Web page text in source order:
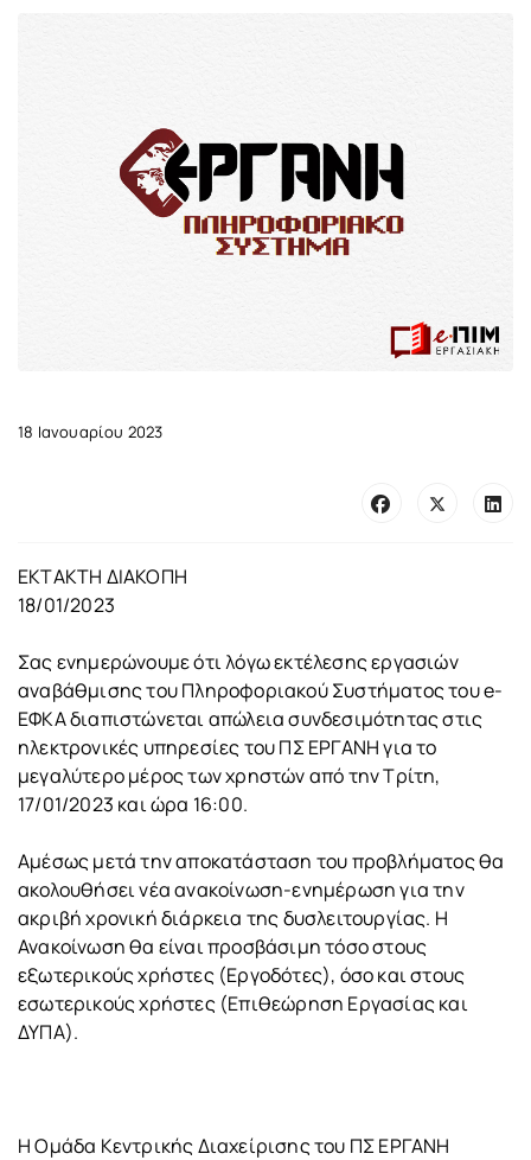
18 Ιανουαρίου 2023
ΕΚΤΑΚΤΗ ΔΙΑΚΟΠΗ
18/01/2023
Σας ενημερώνουμε ότι λόγω εκτέλεσης εργασιών
αναβάθμισης του Πληροφοριακού Συστήματος του e-
ΕΦΚΑ διαπιστώνεται απώλεια συνδεσιμότητας στις
ηλεκτρονικές υπηρεσίες του ΠΣ ΕΡΓΑΝΗ για το
μεγαλύτερο μέρος των χρηστών από την Τρίτη,
17/01/2023 και ώρα 16:00.
Αμέσως μετά την αποκατάσταση του προβλήματος θα
ακολουθήσει νέα ανακοίνωση-ενημέρωση για την
ακριβή χρονική διάρκεια της δυσλειτουργίας. Η
Ανακοίνωση θα είναι προσβάσιμη τόσο στους
εξωτερικούς χρήστες (Εργοδότες), όσο και στους
εσωτερικούς χρήστες (Επιθεώρηση Εργασίας και
ΔΥΠΑ).
Η Ομάδα Κεντρικής Διαχείρισης του ΠΣ ΕΡΓΑΝΗ